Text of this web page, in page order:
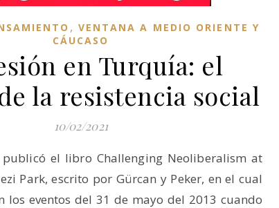
, VENTANA A MEDIO ORIENTE Y
CÁUCASO
en Turquía: el
la resistencia social
10/02/2021
publicó el libro Challenging Neoliberalism at
Park, escrito por Gürcan y Peker, en el cual
los eventos del 31 de mayo del 2013 cuando